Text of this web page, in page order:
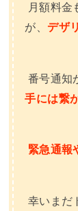
月額料金
が、 デザ
番号通知
手には繋
緊急通報
幸いまだ